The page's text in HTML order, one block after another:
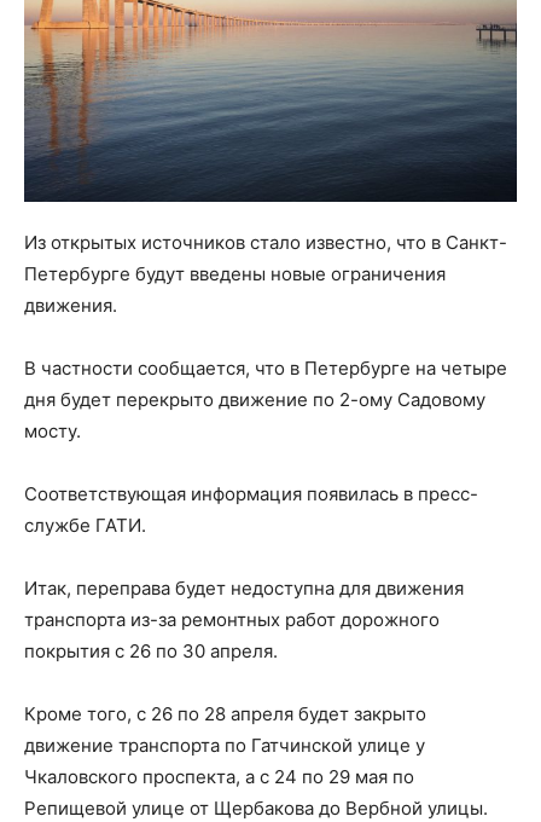
Из открытых источников стало известно, что в Санкт-
Петербурге будут введены новые ограничения
движения.
В частности сообщается, что в Петербурге на четыре
дня будет перекрыто движение по 2-ому Садовому
мосту.
Соответствующая информация появилась в пресс-
службе ГАТИ.
Итак, переправа будет недоступна для движения
транспорта из-за ремонтных работ дорожного
покрытия с 26 по 30 апреля.
Кроме того, с 26 по 28 апреля будет закрыто
движение транспорта по Гатчинской улице у
Чкаловского проспекта, а с 24 по 29 мая по
Репищевой улице от Щербакова до Вербной улицы.